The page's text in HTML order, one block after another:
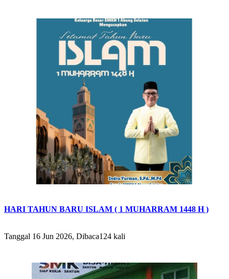
HARI TAHUN BARU ISLAM ( 1 MUHARRAM 1448 H )
Tanggal 16 Jun 2026, Dibaca124 kali